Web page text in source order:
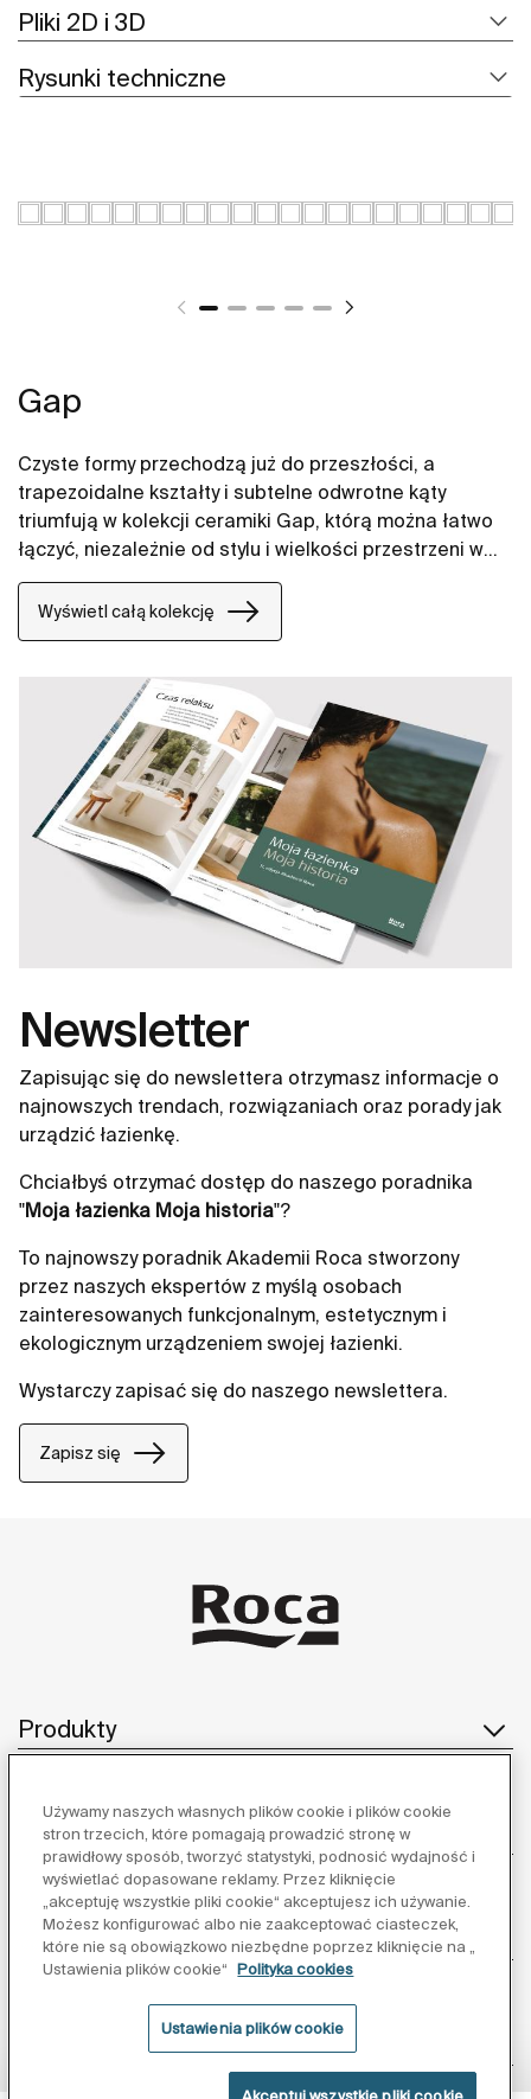
Pliki 2D i 3D
Rysunki techniczne
Gap
Czyste formy przechodzą już do przeszłości, a
trapezoidalne kształty i subtelne odwrotne kąty
triumfują w kolekcji ceramiki Gap, którą można łatwo
łączyć, niezależnie od stylu i wielkości przestrzeni w
łazience. W naszych propozycjach znajdują się między
innymi umywalki Gap, miski WC Gap, deski WC i bidety
Gap.
Wyświetl całą kolekcję
Newsletter
Zapisując się do newslettera otrzymasz informacje o
najnowszych trendach, rozwiązaniach oraz porady jak
urządzić łazienkę.
Chciałbyś otrzymać dostęp do naszego poradnika
"Moja łazienka Moja historia"?
To najnowszy poradnik Akademii Roca stworzony
przez naszych ekspertów z myślą osobach
zainteresowanych funkcjonalnym, estetycznym i
ekologicznym urządzeniem swojej łazienki.
Wystarczy zapisać się do naszego newslettera.
Zapisz się
Produkty
Obsługa klienta
O nas
Używamy naszych własnych plików cookie i plików cookie
stron trzecich, które pomagają prowadzić stronę w
prawidłowy sposób, tworzyć statystyki, podnosić wydajność i
wyświetlać dopasowane reklamy. Przez kliknięcie
„akceptuję wszystkie pliki cookie“ akceptujesz ich używanie.
Możesz konfigurować albo nie zaakceptować ciasteczek,
które nie są obowiązkowo niezbędne poprzez kliknięcie na „
Ustawienia plików cookie“
Polityka cookies
Ustawienia plików cookie